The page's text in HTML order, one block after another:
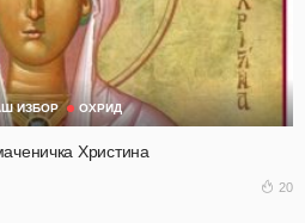
ИЗБОР ОХРИД
Христина
20